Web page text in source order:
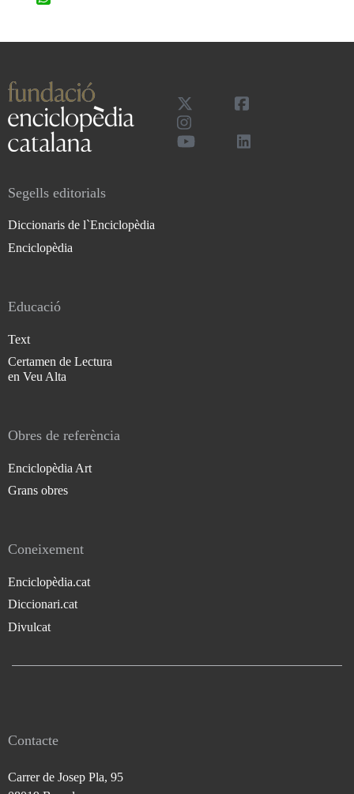
Segells editorials
Diccionaris de l`Enciclopèdia
Enciclopèdia
Educació
Text
Certamen de Lectura
en Veu Alta
Obres de referència
Enciclopèdia Art
Grans obres
Coneixement
Enciclopèdia.cat
Diccionari.cat
Divulcat
Contacte
Carrer de Josep Pla, 95